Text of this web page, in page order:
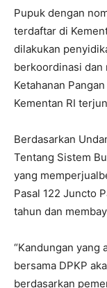
Pupuk dengan
terdaftar di
dilakukan
berkoordinasi dan
Ketahanan
Kementan RI
Berdasarkan
Tentang Sistem
yang
Pasal 122 Juncto
tahun dan
“Kandungan yang
bersama DPKP
berdasarkan